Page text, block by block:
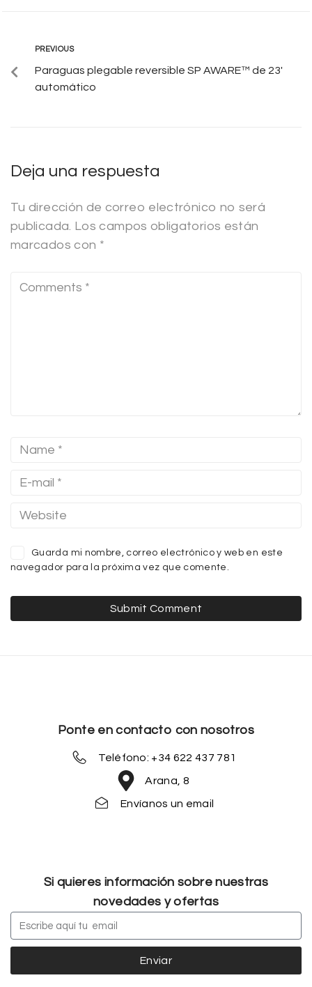
PREVIOUS
Paraguas plegable reversible SP AWARE™ de 23′
automático
Deja una respuesta
Tu dirección de correo electrónico no será
publicada. Los campos obligatorios están
marcados con *
Guarda mi nombre, correo electrónico y web en este
navegador para la próxima vez que comente.
Ponte en contacto con nosotros
Teléfono: +34 622 437 781
Arana, 8
Envíanos un email
Si quieres información sobre nuestras
novedades y ofertas
Enviar